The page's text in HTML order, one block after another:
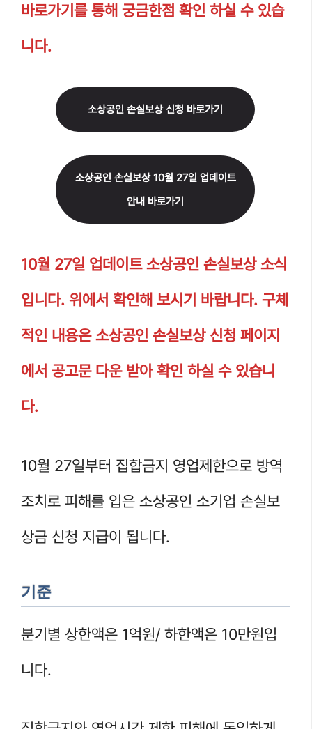
바로가기를 통해 궁금한점 확인 하실 수 있습
니다.
소상공인 손실보상 신청 바로가기
소상공인 손실보상 10월 27일 업데이트
안내 바로가기
10월 27일 업데이트 소상공인 손실보상 소식
입니다. 위에서 확인해 보시기 바랍니다. 구체
적인 내용은 소상공인 손실보상 신청 페이지
에서 공고문 다운 받아 확인 하실 수 있습니
다.
10월 27일부터 집합금지 영업제한으로 방역
조치로 피해를 입은 소상공인 소기업 손실보
상금 신청 지급이 됩니다.
기준
분기별 상한액은 1억원/ 하한액은 10만원입
니다.